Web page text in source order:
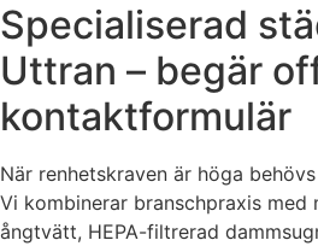
Specialiserad
Uttran – begär
kontaktformulär
När renhetskraven är höga
Vi kombinerar branschpraxis med
ångtvätt, HEPA-filtrerad